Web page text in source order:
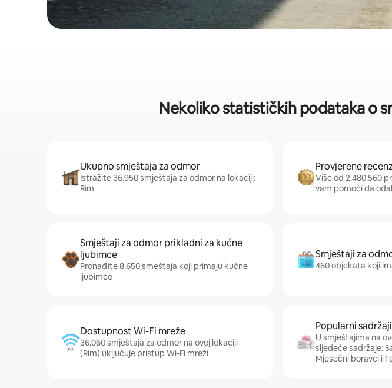
Nekoliko statističkih podataka o
Ukupno smještaja za odmor
Istražite 36.950 smještaja za odmor na lokaciji:
Rim
Provjerene
Više od 2.480.560
vam pomoći da
Smještaji za odmor prikladni za kućne
ljubimce
Pronađite 8.650 smeštaja koji primaju kućne
ljubimce
Smještaji za
460 objekata koji
Dostupnost Wi-Fi mreže
36.060 smještaja za odmor na ovoj lokaciji
(Rim) uključuje pristup Wi-Fi mreži
Popularni
U smještajima na
sljedeće sadržaje:
Mjesečni boravci i